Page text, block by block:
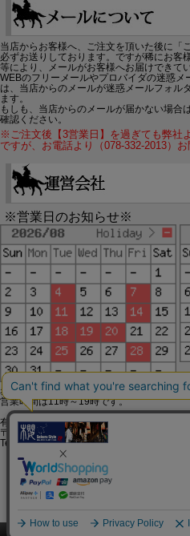
当店からお客様へ、ご注文を頂いた後に「
必ずお送りしております。ですが稀にお客
等により、メールがお客様へお届けできて
WEBのフリーメールやプロバイダの迷惑
は、当店からのメールが迷惑メールフォル
ます。
もしも、当店からのメールが届かない場合
確認ください。
※ご注文後【3営業日】を過ぎても弊社
ですが、お電話より（078-332-2013）お
※営業日のお知らせ※
赤字で塗られた日は配送定休日です。
営業時間は11時～19時です。
有限会社ジップジップ SakuraStyle通販事
〒650-0021 神戸市中央区三宮町3-9-19イ
Tel:078-332-2013 FAX:078-333-6644
SSL/TLSとは?
このページをPC